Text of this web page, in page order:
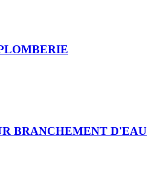
BRANCHEMENT D'EAU